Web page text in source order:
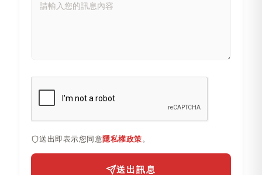
送出即表示您同意隱私權政策。
送出訊息